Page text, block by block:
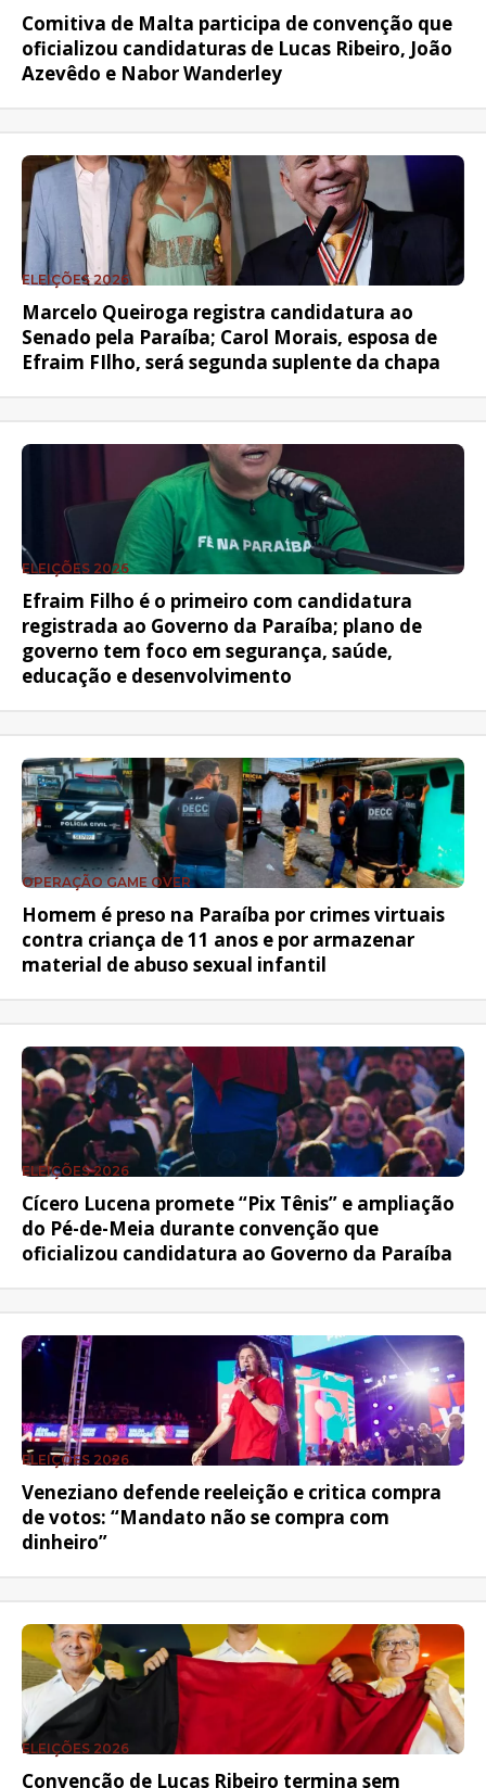
Comitiva de Malta participa de convenção que
oficializou candidaturas de Lucas Ribeiro, João
Azevêdo e Nabor Wanderley
ELEIÇÕES 2026
Marcelo Queiroga registra candidatura ao
Senado pela Paraíba; Carol Morais, esposa de
Efraim FIlho, será segunda suplente da chapa
ELEIÇÕES 2026
Efraim Filho é o primeiro com candidatura
registrada ao Governo da Paraíba; plano de
governo tem foco em segurança, saúde,
educação e desenvolvimento
OPERAÇÃO GAME OVER
Homem é preso na Paraíba por crimes virtuais
contra criança de 11 anos e por armazenar
material de abuso sexual infantil
ELEIÇÕES 2026
Cícero Lucena promete “Pix Tênis” e ampliação
do Pé-de-Meia durante convenção que
oficializou candidatura ao Governo da Paraíba
ELEIÇÕES 2026
Veneziano defende reeleição e critica compra
de votos: “Mandato não se compra com
dinheiro”
ELEIÇÕES 2026
Convenção de Lucas Ribeiro termina sem